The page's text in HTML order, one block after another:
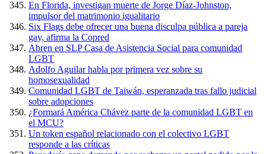
En Florida, investigan muerte de Jorge Díaz-Johnston,
impulsor del matrimonio igualitario
Six Flags debe ofrecer una buena disculpa pública a pareja
gay, afirma la Copred
Abren en SLP Casa de Asistencia Social para comunidad
LGBT
Adolfo Aguilar habla por primera vez sobre su
homosexualidad
Comunidad LGBT de Taiwán, esperanzada tras fallo judicial
sobre adopciones
¿Formará América Chávez parte de la comunidad LGBT en
el MCU?
Un token español relacionado con el colectivo LGBT
responde a las críticas